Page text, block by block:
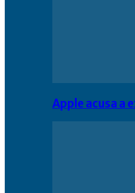
Apple acusa a